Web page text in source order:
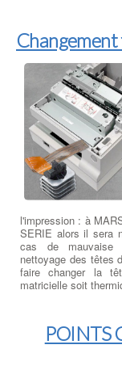
l'impression : à
SERIE alors il sera
cas de mauvaise
nettoyage des têtes
faire changer la
matricielle soit
POINTS